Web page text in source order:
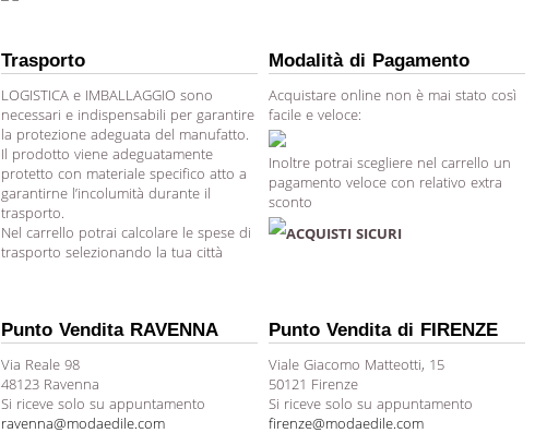
Trasporto
LOGISTICA e IMBALLAGGIO sono
necessari e indispensabili per garantire
la protezione adeguata del manufatto.
Il prodotto viene adeguatamente
protetto con materiale specifico atto a
garantirne l’incolumità durante il
trasporto.
Nel carrello potrai calcolare le spese di
trasporto selezionando la tua città
Modalità di Pagamento
Acquistare online non è mai stato così
facile e veloce:
Inoltre potrai scegliere nel carrello un
pagamento veloce con relativo extra
sconto
ACQUISTI SICURI
Punto Vendita RAVENNA
Via Reale 98
48123 Ravenna
Si riceve solo su appuntamento
ravenna@modaedile.com
Punto Vendita di FIRENZE
Viale Giacomo Matteotti, 15
50121 Firenze
Si riceve solo su appuntamento
firenze@modaedile.com